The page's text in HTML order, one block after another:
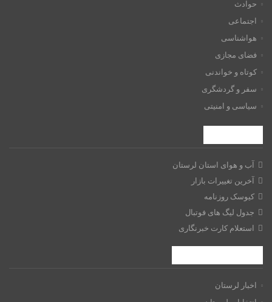
حوادث
اجتماعی
هواشناسی
فضای مجازی
کوتاه و خواندنی
سفر و گردشگری
سیاسی و امنیتی
آب و هوای استان لرستان
آخرین تغییرات بازار
کیوسک روزنامه
جدول لیگ های فوتبال
استعلام کارت خبرنگاری
اخبار لرستان